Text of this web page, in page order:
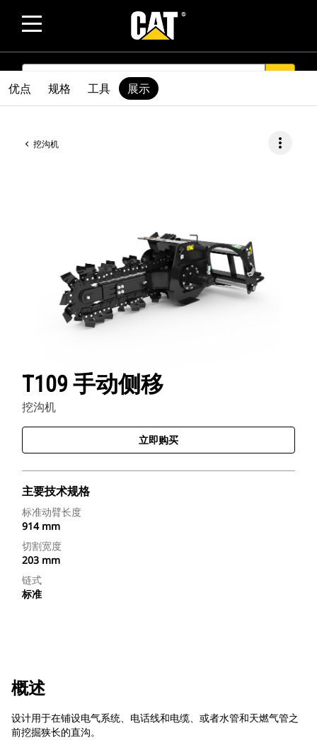
SEARCH
挖沟机 more_vert
T109 手动侧移
挖沟机
立即购买
主要技术规格
标准动臂长度
914 mm
切割宽度
203 mm
链式
标准
优点 规格 工具 展示
概述
设计用于在铺设电气系统、电话线和电缆、或者水管和天燃气管之
前挖掘狭长的直沟。